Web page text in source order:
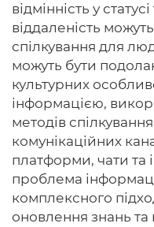
відмінність у
віддаленість
спілкування для
можуть бути
культурних
інформацією,
методів
комунікаційних
платформи, чати та
проблема
комплексного
оновлення знань та